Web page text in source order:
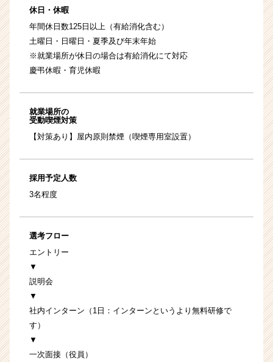
休日・休暇
年間休日数125日以上（有給消化含む）
土曜日・日曜日・夏季及び年末年始
※就業場所が休日の場合は有給消化にて対応
慶弔休暇・育児休暇
就業場所の
受動喫煙対策
【対策あり】屋内原則禁煙（喫煙専用室設置）
採用予定人数
3名程度
選考フロー
エントリー
▼
説明会
▼
社内インターン（1日：インターンというより無料研修で
す）
▼
一次面接（役員）